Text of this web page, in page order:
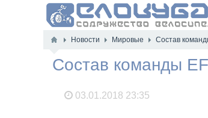
Новости Мировые Состав
Состав команды
03.01.2018 23:35